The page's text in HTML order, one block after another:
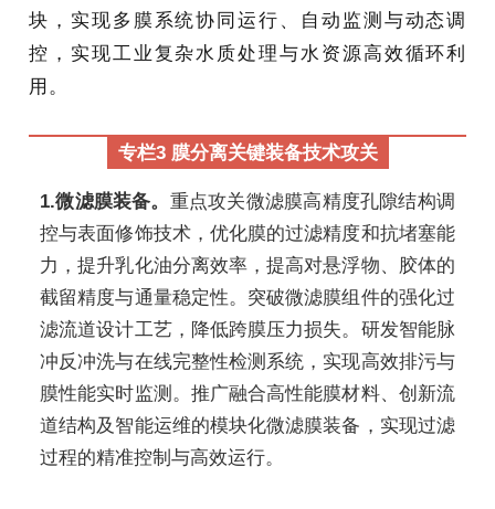
块，实现多膜系统协同运行、自动监测与动态调
控，实现工业复杂水质处理与水资源高效循环利
用。
专栏3 膜分离关键装备技术攻关
1.微滤膜装备。 重点攻关微滤膜高精度孔隙结构调
控与表面修饰技术，优化膜的过滤精度和抗堵塞能
力，提升乳化油分离效率，提高对悬浮物、胶体的
截留精度与通量稳定性。突破微滤膜组件的强化过
滤流道设计工艺，降低跨膜压力损失。研发智能脉
冲反冲洗与在线完整性检测系统，实现高效排污与
膜性能实时监测。推广融合高性能膜材料、创新流
道结构及智能运维的模块化微滤膜装备，实现过滤
过程的精准控制与高效运行。